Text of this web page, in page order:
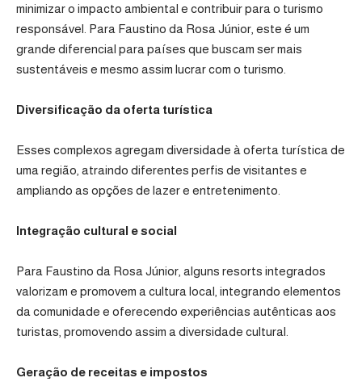
minimizar o impacto ambiental e contribuir para o turismo
responsável. Para Faustino da Rosa Júnior, este é um
grande diferencial para países que buscam ser mais
sustentáveis e mesmo assim lucrar com o turismo.
Diversificação da oferta turística
Esses complexos agregam diversidade à oferta turística de
uma região, atraindo diferentes perfis de visitantes e
ampliando as opções de lazer e entretenimento.
Integração cultural e social
Para Faustino da Rosa Júnior, alguns resorts integrados
valorizam e promovem a cultura local, integrando elementos
da comunidade e oferecendo experiências autênticas aos
turistas, promovendo assim a diversidade cultural.
Geração de receitas e impostos